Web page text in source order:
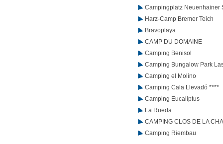
Campingplatz Neuenhainer
Harz-Camp Bremer Teich
Bravoplaya
CAMP DU DOMAINE
Camping Benisol
Camping Bungalow Park
Camping el Molino
Camping Cala Llevadó ****
Camping Eucaliptus
La Rueda
CAMPING CLOS DE LA
Camping Riembau